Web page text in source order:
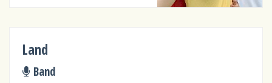
Land
Band